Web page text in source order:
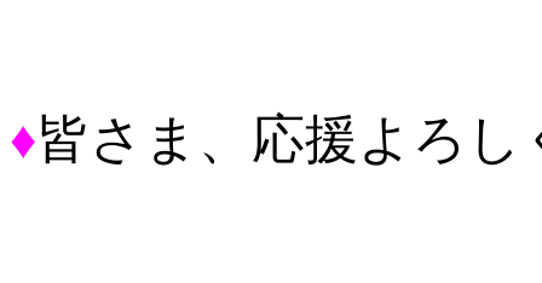
♦皆さま、応援よろ